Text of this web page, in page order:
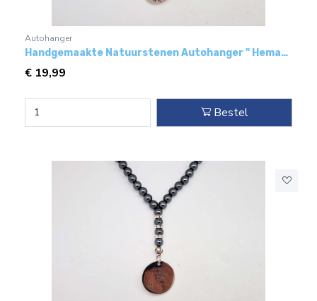
Autohanger
Handgemaakte Natuurstenen Autohanger " Hematiet"- Met metaal hanger - "mijn dochter"
€ 19,99
Bestel